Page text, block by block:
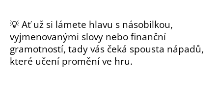
💡 Ať už si lámete hlavu s násobilkou,
vyjmenovanými slovy nebo finanční
gramotností, tady vás čeká spousta nápadů,
které učení promění ve hru.